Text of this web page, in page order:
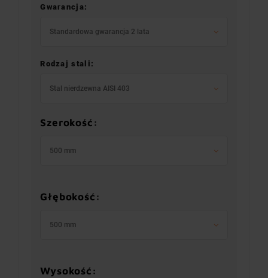
Gwarancja:
Standardowa gwarancja 2 lata
Rodzaj stali:
Stal nierdzewna AISI 403
Szerokość:
500 mm
Głębokość:
500 mm
Wysokość: